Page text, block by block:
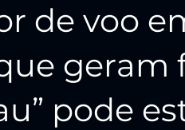
de voo
geram
pode